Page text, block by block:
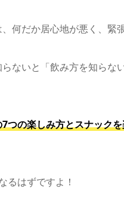
何だか居心地が悪く、緊
ないと「飲み方を知らな
つの楽しみ方とスナック
るはずですよ！